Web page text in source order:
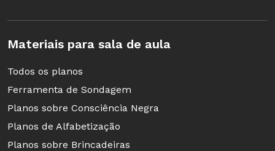
Materiais para sala de aula
Todos os planos
Ferramenta de Sondagem
Planos sobre Consciência Negra
Planos de Alfabetização
Planos sobre Brincadeiras